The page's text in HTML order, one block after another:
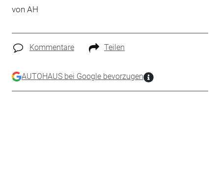
von AH
Kommentare Teilen
AUTOHAUS bei Google bevorzugen